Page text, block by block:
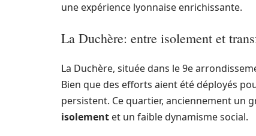
une expérience lyonnaise enrichissante.
La Duchère: entre isolement et
La Duchère, située dans le 9e
Bien que des efforts aient été déployés
persistent. Ce quartier, anciennement un
isolement et un faible dynamisme social.